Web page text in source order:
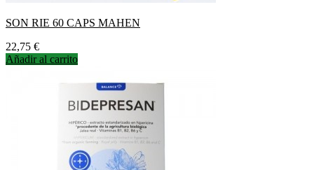
SON RIE 60 CAPS MAHEN
Precio
22,75 €
Añadir al carrito